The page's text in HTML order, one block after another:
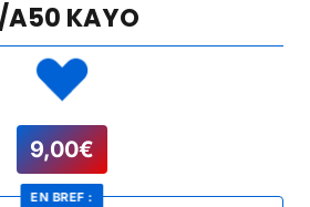
A50 KAYO
9,00€
EN BREF :